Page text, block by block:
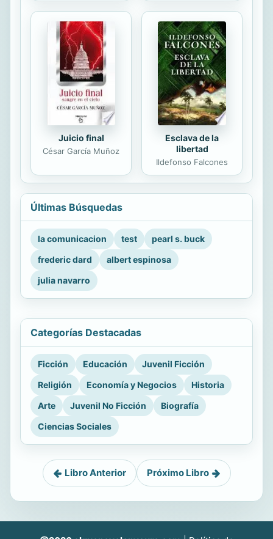
Juicio final
César García Muñoz
Esclava de la
libertad
Ildefonso Falcones
Últimas Búsquedas
la comunicacion test
pearl s. buck
frederic dard
albert espinosa
julia navarro
Categorías Destacadas
Ficción Educación
Juvenil Ficción
Religión
Economía y Negocios
Historia
Arte
Juvenil No Ficción
Biografía
Ciencias Sociales
Libro Anterior Próximo Libro